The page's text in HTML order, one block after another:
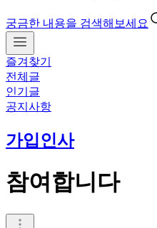
궁금한 내용을 검색해보세요
즐겨찾기
전체글
인기글
공지사항
가입인사
참여합니다